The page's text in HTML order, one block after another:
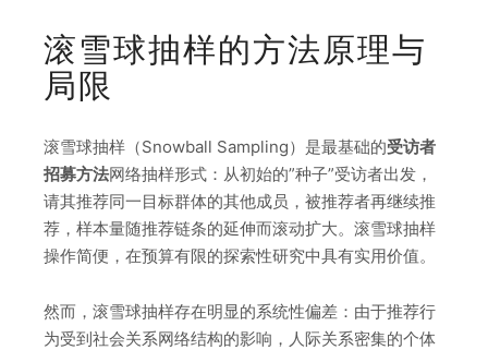
滚雪球抽样的方法原理与
局限
滚雪球抽样（Snowball Sampling）是最基础的受访者
招募方法网络抽样形式：从初始的”种子”受访者出发，
请其推荐同一目标群体的其他成员，被推荐者再继续推
荐，样本量随推荐链条的延伸而滚动扩大。滚雪球抽样
操作简便，在预算有限的探索性研究中具有实用价值。
然而，滚雪球抽样存在明显的系统性偏差：由于推荐行
为受到社会关系网络结构的影响，人际关系密集的个体